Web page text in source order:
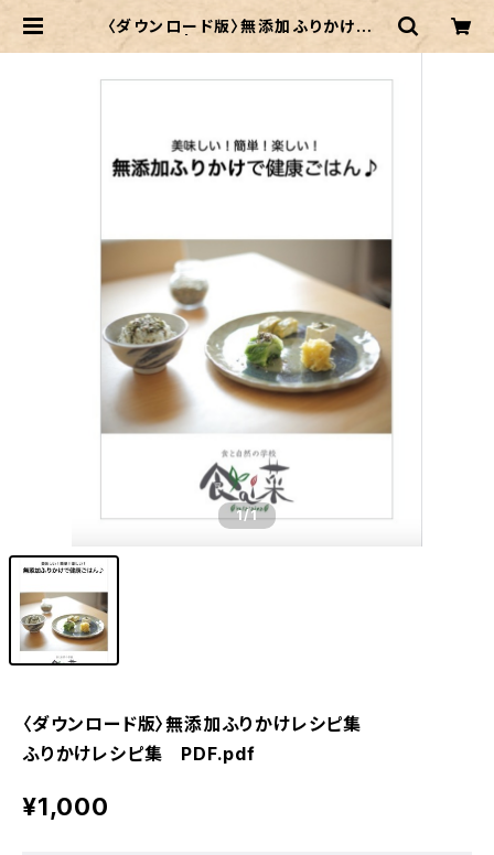
〈ダウンロード版〉無添加ふりかけレシ
1/1
〈ダウンロード版〉無添加ふりかけレシピ集
ふりかけレシピ集 PDF.pdf
¥1,000